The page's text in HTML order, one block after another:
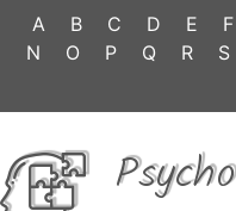
A B C D E F
N
O P Q R S